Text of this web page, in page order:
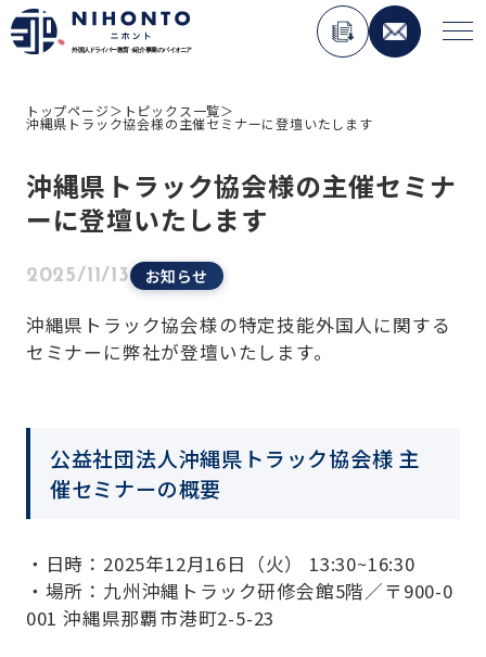
About Nihonto
Service
外国人材コンサルティング事業
ペーパードライバー講習事業
外国免許切り替え講習事業
Topics
トップページ＞ トピックス一覧＞
沖縄県トラック協会様の主催セミナーに登壇いたします
沖縄県トラック協会様の主催セミナ
ーに登壇いたします
2025/11/13 お知らせ
沖縄県トラック協会様の特定技能外国人に関する
セミナーに弊社が登壇いたします。
公益社団法人沖縄県トラック協会様 主
催セミナーの概要
・日時：2025年12月16日（火） 13:30~16:30
・場所：九州沖縄トラック研修会館5階／〒900-0
001 沖縄県那覇市港町2-5-23